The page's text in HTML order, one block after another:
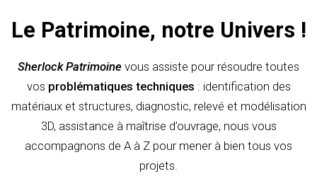
Le Patrimoine, notre Univers !
Sherlock Patrimoine vous assiste pour résoudre toutes
vos problématiques techniques : identification des
matériaux et structures, diagnostic, relevé et modélisation
3D, assistance à maîtrise d’ouvrage, nous vous
accompagnons de A à Z pour mener à bien tous vos
projets.